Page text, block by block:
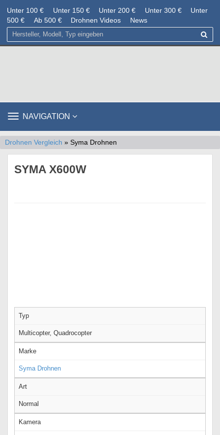
Unter 100 € Unter 150 € Unter 200 € Unter 300 €
Unter
500 €
Ab 500 € Drohnen Videos News
TOGGLE
NAVIGATION
Drohnen Vergleich » Syma Drohnen
SYMA X600W
Typ
Multicopter, Quadrocopter
Marke
Syma Drohnen
Art
Normal
Kamera